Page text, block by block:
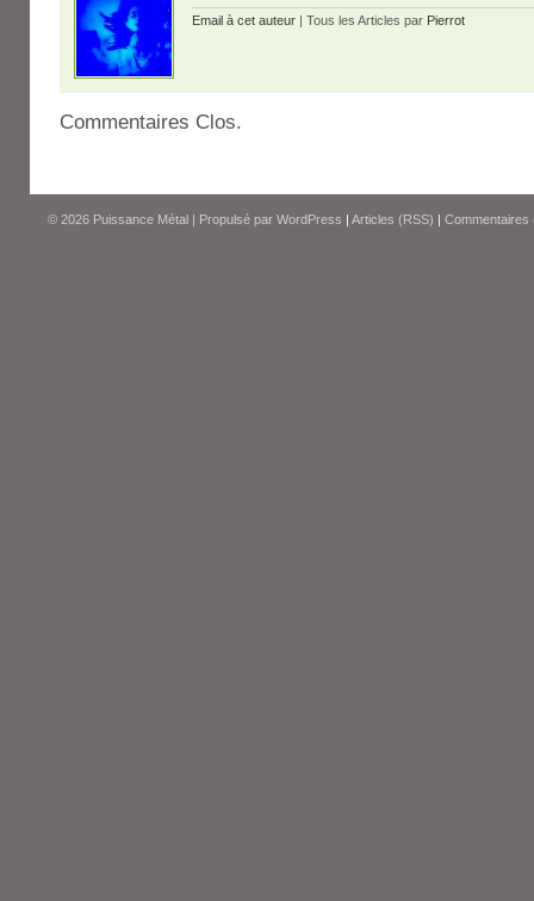
Email à cet auteur | Tous les Articles par Pierrot
Commentaires Clos.
© 2026 Puissance Métal | Propulsé par WordPress | Articles (RSS) | Commentaires